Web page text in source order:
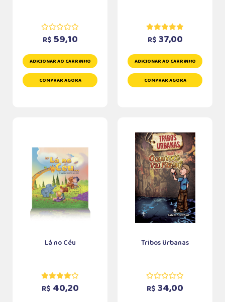
R$ 59,10
ADICIONAR AO CARRINHO
COMPRAR AGORA
R$ 37,00
ADICIONAR AO CARRINHO
COMPRAR AGORA
Lá no Céu
R$ 40,20
Tribos Urbanas
R$ 34,00